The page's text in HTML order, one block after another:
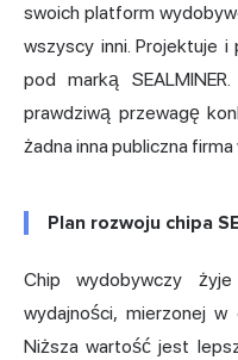
swoichplatform
wszyscy inni. Projektuje i
pod marką
prawdziwą przewagę
żadna inna publiczna
Plan rozwoju chipa
Chip wydobywczy
wydajności, mierzonej
Niższa wartość jest